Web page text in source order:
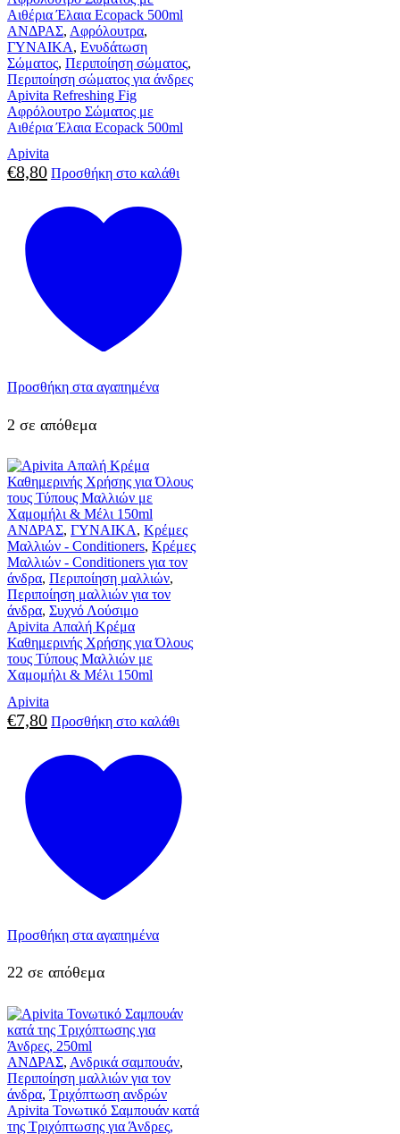
ΑΝΔΡΑΣ, Αφρόλουτρα,
ΓΥΝΑΙΚΑ, Ενυδάτωση
Σώματος, Περιποίηση σώματος,
Περιποίηση σώματος για άνδρες
Apivita Refreshing Fig
Αφρόλουτρο Σώματος με
Αιθέρια Έλαια Ecopack 500ml
Apivita
€8,80 Προσθήκη στο καλάθι
Προσθήκη στα αγαπημένα
2 σε απόθεμα
ΑΝΔΡΑΣ, ΓΥΝΑΙΚΑ, Κρέμες
Μαλλιών - Conditioners, Κρέμες
Μαλλιών - Conditioners για τον
άνδρα, Περιποίηση μαλλιών,
Περιποίηση μαλλιών για τον
άνδρα, Συχνό Λούσιμο
Apivita Απαλή Κρέμα
Καθημερινής Χρήσης για Όλους
τους Τύπους Μαλλιών με
Χαμομήλι & Μέλι 150ml
Apivita
€7,80 Προσθήκη στο καλάθι
Προσθήκη στα αγαπημένα
22 σε απόθεμα
ΑΝΔΡΑΣ, Ανδρικά σαμπουάν,
Περιποίηση μαλλιών για τον
άνδρα, Τριχόπτωση ανδρών
Apivita Τονωτικό Σαμπουάν κατά
της Τριχόπτωσης για Άνδρες,